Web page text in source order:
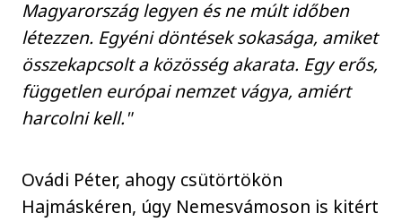
Magyarország legyen és ne múlt időben
létezzen. Egyéni döntések sokasága, amiket
összekapcsolt a közösség akarata. Egy erős,
független európai nemzet vágya, amiért
harcolni kell."
Ovádi Péter, ahogy csütörtökön
Hajmáskéren, úgy Nemesvámoson is kitért